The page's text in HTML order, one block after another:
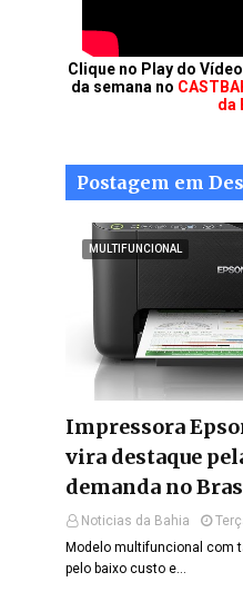
Clique no Play do
da semana no
da
Postagem em
MULTIFUNCIONAL
Impressora
vira destaque
demanda no
Noticias da Bahia
Modelo multifuncional com
pelo baixo custo e…